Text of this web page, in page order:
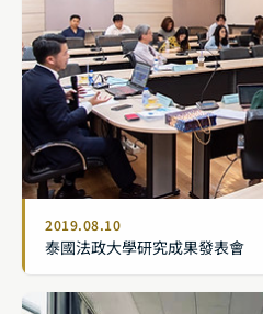
2019.08.10
泰國法政大學研究成果發表會